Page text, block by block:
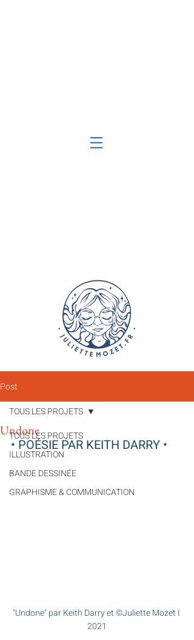
Post
TOUS LES PROJETS
ILLUSTRATION
BANDE DESSINÉE
GRAPHISME & COMMUNICATION
TOUS LES PROJETS
Undone
• POÉSIE PAR KEITH DARRY •
"Undone" par Keith Darry et ©Juliette Mozet I
2021